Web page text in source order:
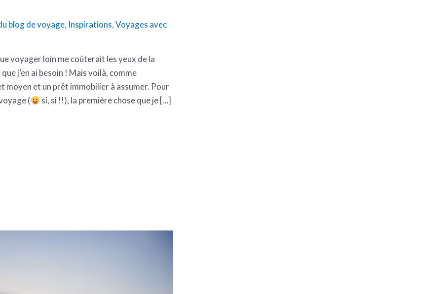
blog de voyage, Inspirations,Voyages avec
voyager loin me coûterait les yeux de la
j’en ai besoin ! Mais voilà, comme
moyen et un prêt immobilier à assumer. Pour
(
si, si !!), la première chose que je […]